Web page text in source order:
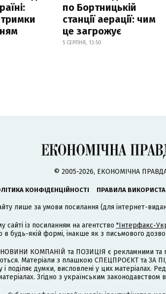
по Бортницькій
станції аерації: чим
це загрожує
5 СЕРПНЯ, 13:50
© 2005-2026, ЕКОНОМІЧНА
КОНФІДЕНЦІЙНОСТІ ПРАВИЛА
лише за умови посилання (для інтернет-
сайті із посиланням на агентство "Інтерфакс-
будь-якій формі, інакше як з письмового
НОВИНИ КОМПАНІЙ та ПОЗИЦІЯ є рекламними та
Матеріали з плашкою СПЕЦПРОЄКТ та ЗА
поділяє думки, висловлені у цих матеріалах.
Згідно з українським законодавством